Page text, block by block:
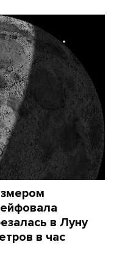
в Луну
в час